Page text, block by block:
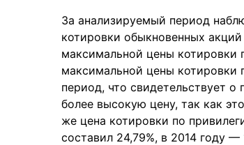
За анализируемый период
котировки обыкновенных
максимальной цены котировки
максимальной цены котировки
период, что свидетельствует о
более высокую цену, так как
же цена котировки по
составил 24,79%, в 2014 году